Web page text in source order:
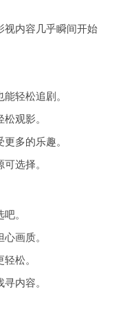
视内容几乎瞬间开始
轻松追剧。
观影。
多的乐趣。
选择。
。
画质。
松。
内容。